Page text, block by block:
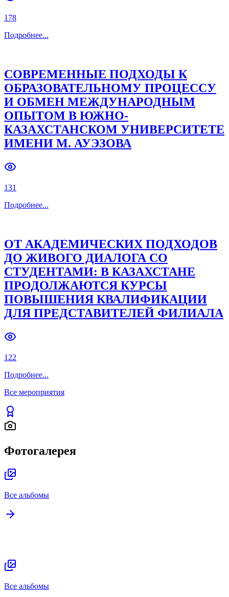
178
Подробнее...
СОВРЕМЕННЫЕ ПОДХОДЫ К
ОБРАЗОВАТЕЛЬНОМУ ПРОЦЕССУ
И ОБМЕН МЕЖДУНАРОДНЫМ
ОПЫТОМ В ЮЖНО-
КАЗАХСТАНСКОМ УНИВЕРСИТЕТЕ
ИМЕНИ М. АУЭЗОВА
131
Подробнее...
ОТ АКАДЕМИЧЕСКИХ ПОДХОДОВ
ДО ЖИВОГО ДИАЛОГА СО
СТУДЕНТАМИ: В КАЗАХСТАНЕ
ПРОДОЛЖАЮТСЯ КУРСЫ
ПОВЫШЕНИЯ КВАЛИФИКАЦИИ
ДЛЯ ПРЕДСТАВИТЕЛЕЙ ФИЛИАЛА
122
Подробнее...
Все мероприятия
Фотогалерея
Все альбомы
Все альбомы